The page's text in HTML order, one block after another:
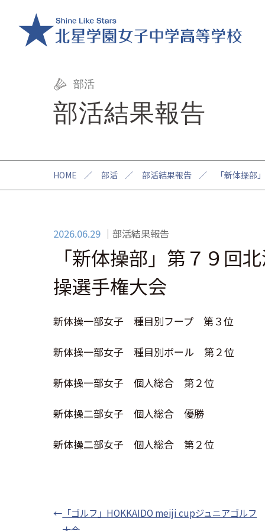
部活
部活結果報告
HOME ／ 部活 ／ 部活結果報告 ／ 「新体操部
2026.06.29 部活結果報告
「新体操部」第７９回
操選手権大会
新体操一部女子 種目別フープ 第３位
新体操一部女子 種目別ボール 第２位
新体操一部女子 個人総合 第２位
新体操二部女子 個人総合 優勝
新体操二部女子 個人総合 第２位
← 「ゴルフ」HOKKAIDO meiji cupジュニアゴルフ